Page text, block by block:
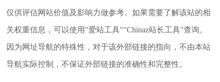
仅供评估网站价值及影响力做参考。如果需要了解该站的相
关权重信息，可以使用"爱站工具""Chinaz站长工具"查询。
因为网址导航的特殊性，对于该外部链接的指向，不由本站
导航实际控制，不保证外部链接的准确性和完整性。